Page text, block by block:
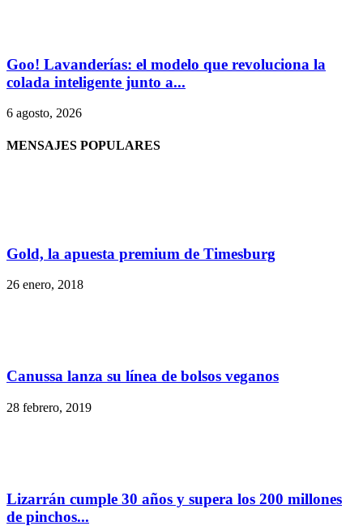
Goo! Lavanderías: el modelo que revoluciona la
colada inteligente junto a...
6 agosto, 2026
MENSAJES POPULARES
Gold, la apuesta premium de Timesburg
26 enero, 2018
Canussa lanza su línea de bolsos veganos
28 febrero, 2019
Lizarrán cumple 30 años y supera los 200 millones
de pinchos...